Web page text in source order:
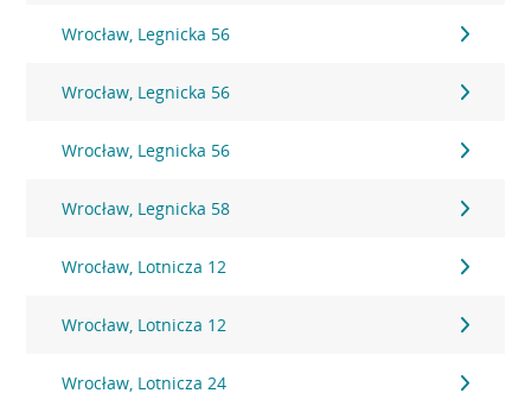
Wrocław, Legnicka 56
Wrocław, Legnicka 56
Wrocław, Legnicka 56
Wrocław, Legnicka 58
Wrocław, Lotnicza 12
Wrocław, Lotnicza 12
Wrocław, Lotnicza 24